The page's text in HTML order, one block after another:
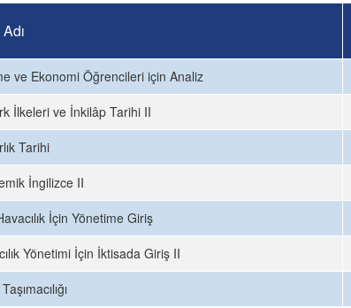
ve Ekonomi Öğrencileri için Analiz
İlkeleri ve İnkilâp Tarihi II
Tarihi
İngilizce II
İçin Yönetime Giriş
Yönetimi İçin İktisada Giriş II